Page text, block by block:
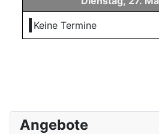
Keine Termine
Angebote